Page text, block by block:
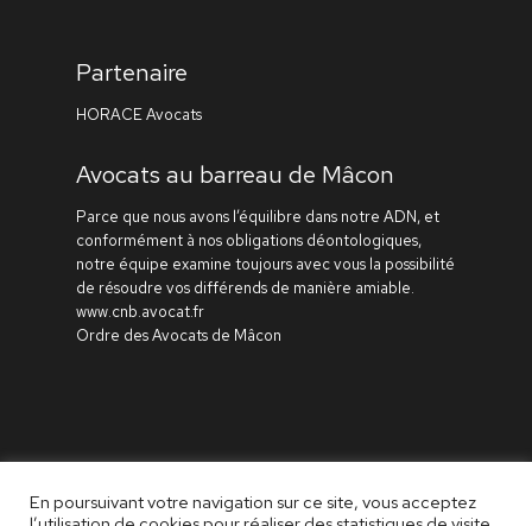
Partenaire
HORACE Avocats
Avocats au barreau de Mâcon
Parce que nous avons l’équilibre dans notre ADN, et
conformément à nos obligations déontologiques,
notre équipe examine toujours avec vous la possibilité
de résoudre vos différends de manière amiable.
www.cnb.avocat.fr
Ordre des Avocats de Mâcon
© AELIS Avocats -Mentions légales-Données
En poursuivant votre navigation sur ce site, vous acceptez